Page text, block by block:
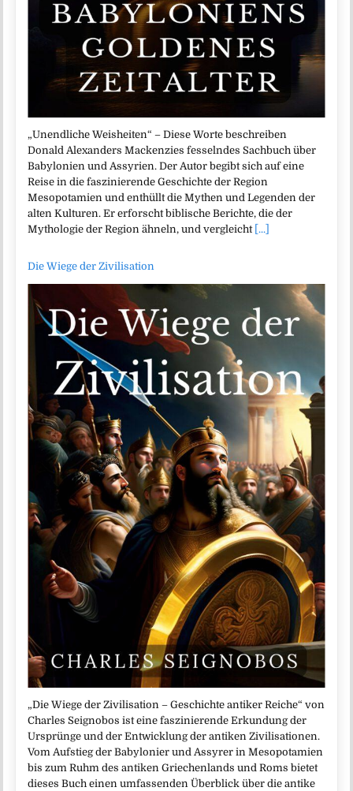
„Unendliche Weisheiten“ – Diese Worte beschreiben
Donald Alexanders Mackenzies fesselndes Sachbuch über
Babylonien und Assyrien. Der Autor begibt sich auf eine
Reise in die faszinierende Geschichte der Region
Mesopotamien und enthüllt die Mythen und Legenden der
alten Kulturen. Er erforscht biblische Berichte, die der
Mythologie der Region ähneln, und vergleicht [...]
Die Wiege der Zivilisation
„Die Wiege der Zivilisation – Geschichte antiker Reiche“ von
Charles Seignobos ist eine faszinierende Erkundung der
Ursprünge und der Entwicklung der antiken Zivilisationen.
Vom Aufstieg der Babylonier und Assyrer in Mesopotamien
bis zum Ruhm des antiken Griechenlands und Roms bietet
dieses Buch einen umfassenden Überblick über die antike